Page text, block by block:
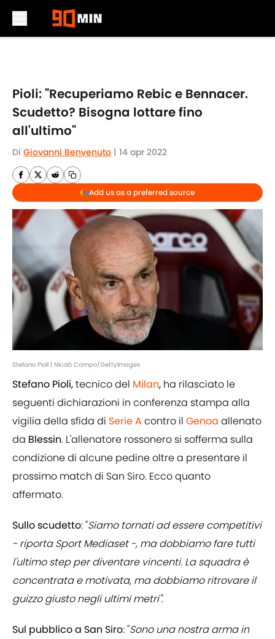
Pioli: "Recuperiamo Rebic e Bennacer.
Scudetto? Bisogna lottare fino
all'ultimo"
Di Giovanni Benvenuto | 14 apr 2022
Add us as a preferred source
Stefano Pioli | Nicolò Campo/GettyImages
Stefano Pioli,tecnico del Milan, ha rilasciato le
seguenti dichiarazioni in conferenza stampa alla
vigilia della sfida di Serie A contro il Genoa allenato
da Blessin. L'allenatore rossonero si sofferma sulla
condizione di alcune pedine oltre a presentare il
prossimo match di San Siro. Ecco quanto
affermato.
Sullo scudetto: "Siamo tornati ad essere competitivi
- riporta Sport Mediaset -, ma dobbiamo fare tutti
l'ultimo step per diventare vincenti. La squadra è
concentrata e motivata, ma dobbiamo ritrovare il
guizzo giusto negli ultimi metri".
Sul pubblico a San Siro: "Sono una nostra arma in